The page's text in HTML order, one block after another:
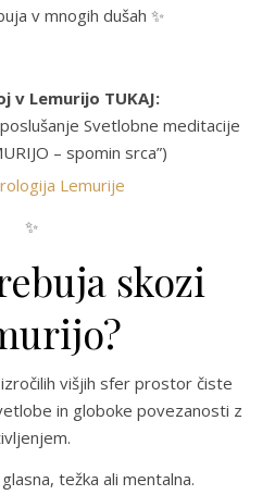
v mnogih dušah ✨
v Lemurijo TUKAJ:
Svetlobne meditacije
– spomin srca”)
✨
skozi
višjih sfer prostor čiste
in globoke povezanosti z
težka ali mentalna.